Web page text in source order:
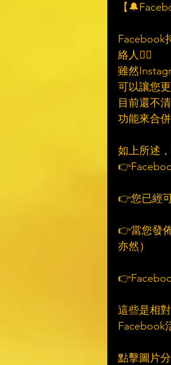
【
Facebook
絡人🙋‍♀
雖然
可以讓您
目前還不
功能來合
如上所述
👉您已經
👉當您發
亦然）
這些是相
Facebook
點擊圖片